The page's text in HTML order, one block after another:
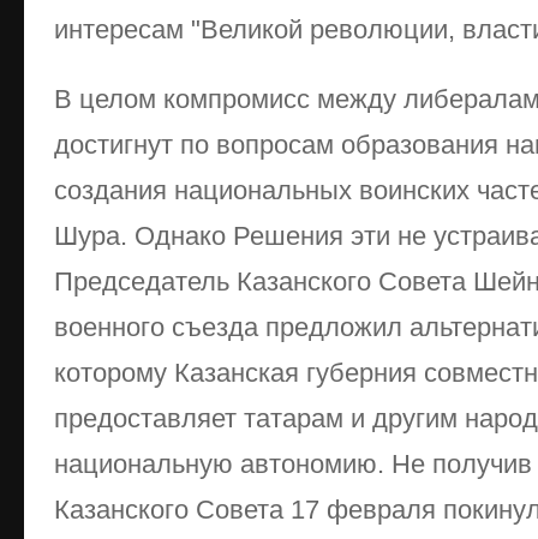
интересам "Великой революции,
В целом компромисс между
достигнут по вопросам образования
создания национальных воинских
Шура. Однако Решения эти не
Председатель Казанского Совета
военного съезда предложил
которому Казанская губерния
предоставляет татарам и другим
национальную автономию. Не получив
Казанского Совета 17 февраля